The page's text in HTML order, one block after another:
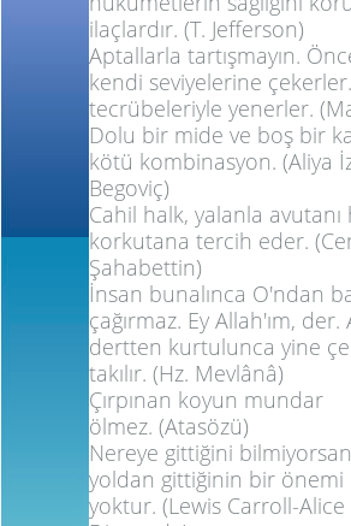
ilaçlardır. (T. Jefferson)
Aptallarla tartışmayın.
kendi seviyelerine
tecrübeleriyle yenerler.
Dolu bir mide ve boş bir
kötü kombinasyon. (Aliya
Begoviç)
Cahil halk, yalanla
korkutana tercih eder.
Şahabettin)
İnsan bunalınca O'ndan
çağırmaz. Ey Allah'ım, der.
dertten kurtulunca yine
takılır. (Hz. Mevlânâ)
Çırpınan koyun mundar
ölmez. (Atasözü)
Nereye gittiğini
yoldan gittiğinin bir önemi
yoktur. (Lewis Carroll-